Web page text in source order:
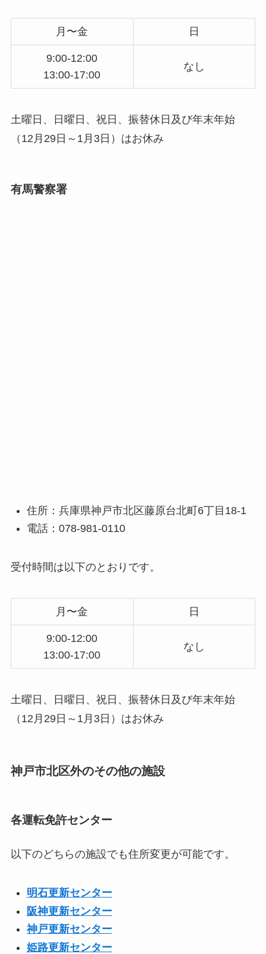
月〜金 日
9:00-12:00
13:00-17:00
なし
土曜日、日曜日、祝日、振替休日及び年末年始
（12月29日～1月3日）はお休み
有馬警察署
住所：兵庫県神戸市北区藤原台北町6丁目18-1
電話：078-981-0110
受付時間は以下のとおりです。
月〜金 日
9:00-12:00
13:00-17:00
なし
土曜日、日曜日、祝日、振替休日及び年末年始
（12月29日～1月3日）はお休み
神戸市北区外のその他の施設
各運転免許センター
以下のどちらの施設でも住所変更が可能です。
明石更新センター
阪神更新センター
神戸更新センター
姫路更新センター